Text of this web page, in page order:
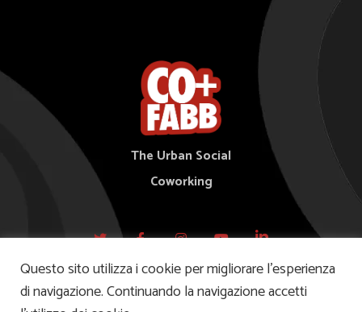
The Urban Social
Coworking
Questo sito utilizza i cookie per migliorare l’esperienza
di navigazione. Continuando la navigazione accetti